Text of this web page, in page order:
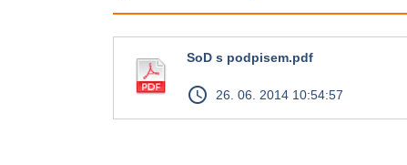
SoD s podpisem.pdf
access_time 26. 06. 2014 10:54:57